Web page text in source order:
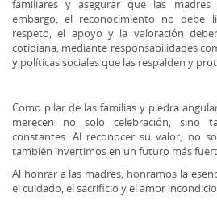
familiares y asegurar que las madres
embargo, el reconocimiento no debe
respeto, el apoyo y la valoración
cotidiana, mediante responsabilidades
y políticas sociales que las respalden y
Como pilar de las familias y piedra
merecen no solo celebración, sino
constantes. Al reconocer su valor, no
también invertimos en un futuro más
Al honrar a las madres, honramos la
el cuidado, el sacrificio y el amor